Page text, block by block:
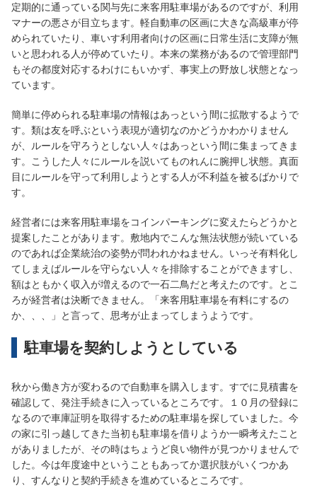
定期的に通っている関与先に来客用駐車場があるのですが、利用
マナーの悪さが目立ちます。軽自動車の区画に大きな高級車が停
められていたり、車いす利用者向けの区画に日常生活に支障が無
いと思われる人が停めていたり。本来の業務があるので管理部門
もその都度対応するわけにもいかず、事実上の野放し状態となっ
ています。
簡単に停められる駐車場の情報はあっという間に拡散するようで
す。類は友を呼ぶという表現が適切なのかどうかわかりません
が、ルールを守ろうとしない人々はあっという間に集まってきま
す。こうした人々にルールを説いてものれんに腕押し状態。真面
目にルールを守って利用しようとする人が不利益を被るばかりで
す。
経営者には来客用駐車場をコインパーキングに変えたらどうかと
提案したことがあります。敷地内でこんな無法状態が続いている
のであれば企業統治の姿勢が問われかねません。いっそ有料化し
てしまえばルールを守らない人々を排除することができますし、
額はともかく収入が増えるので一石二鳥だと考えたのです。とこ
ろが経営者は決断できません。「来客用駐車場を有料にするの
か、、、」と言って、思考が止まってしまうようです。
駐車場を契約しようとしている
秋から働き方が変わるので自動車を購入します。すでに見積書を
確認して、発注手続きに入っているところです。１０月の登録に
なるので車庫証明を取得するための駐車場を探していました。今
の家に引っ越してきた当初も駐車場を借りようか一瞬考えたこと
がありましたが、その時はちょうど良い物件が見つかりませんで
した。今は年度途中ということもあってか選択肢がいくつかあ
り、すんなりと契約手続きを進めているところです。